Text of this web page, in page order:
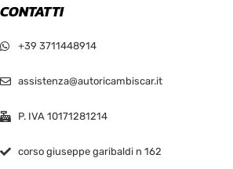
CONTATTI
+39 3711448914
assistenza@autoricambiscar.it
P. IVA 10171281214
corso giuseppe garibaldi n 162